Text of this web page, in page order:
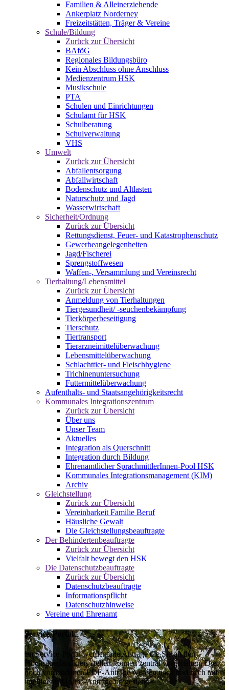
Familien & Alleinerziehende
Ankerplatz Norderney
Freizeitstätten, Träger & Vereine
Schule/Bildung
Zurück zur Übersicht
BAföG
Regionales Bildungsbüro
Kein Abschluss ohne Anschluss
Medienzentrum HSK
Musikschule
PTA
Schulen und Einrichtungen
Schulamt für HSK
Schulberatung
Schulverwaltung
VHS
Umwelt
Zurück zur Übersicht
Abfallentsorgung
Abfallwirtschaft
Bodenschutz und Altlasten
Naturschutz und Jagd
Wasserwirtschaft
Sicherheit/Ordnung
Zurück zur Übersicht
Rettungsdienst, Feuer- und Katastrophenschutz
Gewerbeangelegenheiten
Jagd/Fischerei
Sprengstoffwesen
Waffen-, Versammlung und Vereinsrecht
Tierhaltung/Lebensmittel
Zurück zur Übersicht
Anmeldung von Tierhaltungen
Tiergesundheit/ -seuchenbekämpfung
Tierkörperbeseitigung
Tierschutz
Tiertransport
Tierarzneimittelüberwachung
Lebensmittelüberwachung
Schlachttier- und Fleischhygiene
Trichinenuntersuchung
Futtermittelüberwachung
Aufenthalts- und Staatsangehörigkeitsrecht
Kommunales Integrationszentrum
Zurück zur Übersicht
Über uns
Unser Team
Aktuelles
Integration als Querschnitt
Integration durch Bildung
Ehrenamtlicher SprachmittlerInnen-Pool HSK
Kommunales Integrationsmanagement (KIM)
Archiv
Gleichstellung
Zurück zur Übersicht
Vereinbarkeit Familie Beruf
Häusliche Gewalt
Die Gleichstellungsbeauftragte
Der Behindertenbeauftragte
Zurück zur Übersicht
Vielfalt bewegt den HSK
Die Datenschutzbeauftragte
Zurück zur Übersicht
Datenschutzbeauftragte
Informationspflicht
Datenschutzhinweise
Vereine und Ehrenamt
Service-Portal
Im Service-Portal werden alle Anträge die Sie an den
Hochsauerlandkreis stellen können zentral vorgehalten. Die
noch vorhandenen PDF-Anträge werden nach und nach auf
intelligente Online-Anträge umgestellt.